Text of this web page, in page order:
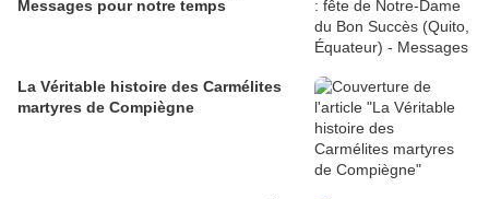
Messages pour notre temps
La Véritable histoire des Carmélites
martyres de Compiègne